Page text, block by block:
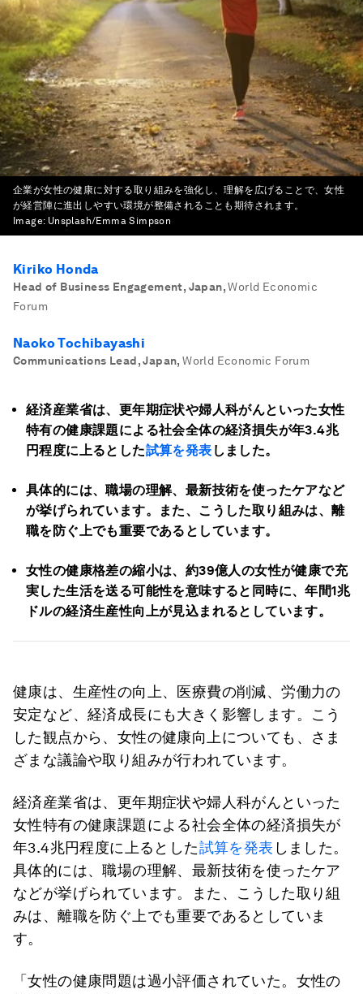
企業が女性の健康に対する取り組みを強化し、理解を広げることで、女性
が経営陣に進出しやすい環境が整備されることも期待されます。
Image: Unsplash/Emma Simpson
Kiriko Honda
Head of Business Engagement, Japan, World Economic
Forum
Naoko Tochibayashi
Communications Lead, Japan, World Economic Forum
経済産業省は、更年期症状や婦人科がんといった女性
特有の健康課題による社会全体の経済損失が年3.4兆
円程度に上るとした試算を発表 しました。
具体的には、職場の理解、最新技術を使ったケアなど
が挙げられています。また、こうした取り組みは、離
職を防ぐ上でも重要であるとしています。
女性の健康格差の縮小は、約39億人の女性が健康で充
実した生活を送る可能性を意味すると同時に、年間1兆
ドルの経済生産性向上が見込まれるとしています。
健康は、生産性の向上、医療費の削減、労働力の
安定など、経済成長にも大きく影響します。こう
した観点から、女性の健康向上についても、さま
ざまな議論や取り組みが行われています。
経済産業省は、更年期症状や婦人科がんといった
女性特有の健康課題による社会全体の経済損失が
年3.4兆円程度に上るとした試算を発表 しました。
具体的には、職場の理解、最新技術を使ったケア
などが挙げられています。また、こうした取り組
みは、離職を防ぐ上でも重要であるとしていま
す。
「女性の健康問題は過小評価されていた。女性の